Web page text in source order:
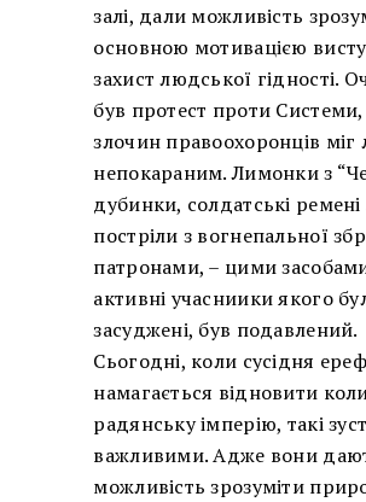
залі, дали можливість
основною мотивацією
захист людської гідності.
був протест проти Системи,
злочин правоохоронців
непокараним. Лимонки з
дубинки, солдатські
постріли з вогнепальної
патронами, – цими
активні учасниики якого
засуджені, був подавлений.
Сьогодні, коли сусідня
намагається відновити
радянську імперію, такі
важливими. Адже вони
можливість зрозуміти